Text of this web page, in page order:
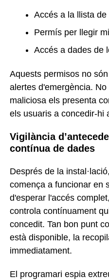
Accés a la llista
Permís per llegir
Accés a dades de
Aquests permisos no
alertes d'emergència.
maliciosa els presenta
els usuaris a concedir-hi
Vigilància
contínua de dades
Després de la
comença a funcionar en
d'esperar l'accés
controla contínuament
concedit. Tan bon punt
està disponible, la
immediatament.
El programari espia